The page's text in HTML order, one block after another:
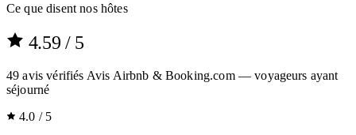
Ce que disent nos hôtes
4.59 / 5
49 avis vérifiés Avis Airbnb & Booking.com — voyageurs ayant
séjourné
4.0 / 5